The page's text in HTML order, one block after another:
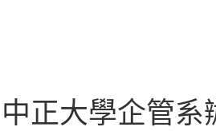
中正大學企管